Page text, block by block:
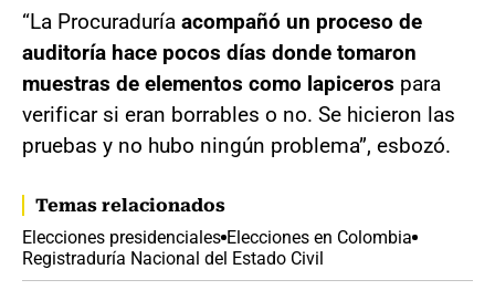
“La Procuraduría acompañó un proceso de
auditoría hace pocos días donde tomaron
muestras de elementos como lapiceros para
verificar si eran borrables o no. Se hicieron las
pruebas y no hubo ningún problema”, esbozó.
Temas relacionados
Elecciones presidenciales Elecciones en Colombia
Registraduría Nacional del Estado Civil